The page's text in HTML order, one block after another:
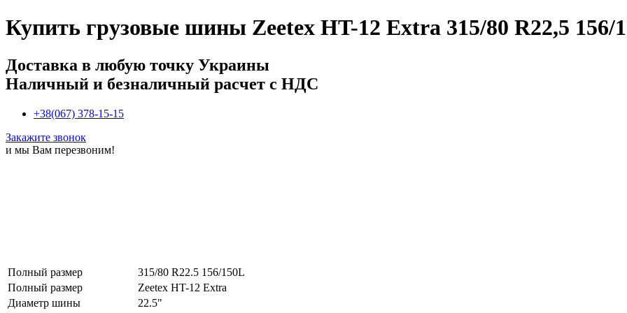
Купить грузовые шины Zeetex HT-12 Extra 315/80 R22,5 156/
Доставка в любую точку Украины
Наличный и безналичный расчет с НДС
+38(067) 378-15-15
Закажите звонок
и мы Вам перезвоним!
Полный размер
315/80 R22.5 156/150L
Полный размер
Zeetex HT-12 Extra
Диаметр шины
22.5"